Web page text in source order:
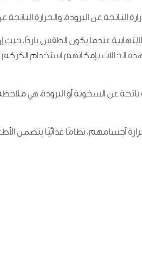
الناتجة عن البرودة، والحرارة الناتجة
عندما يكون الطقس باردًا،
الحالات بإمكانهم استخدام
عن السخونة أو البرودة، هي
أجسامهم، نظامًا غذائيًا يتضمن